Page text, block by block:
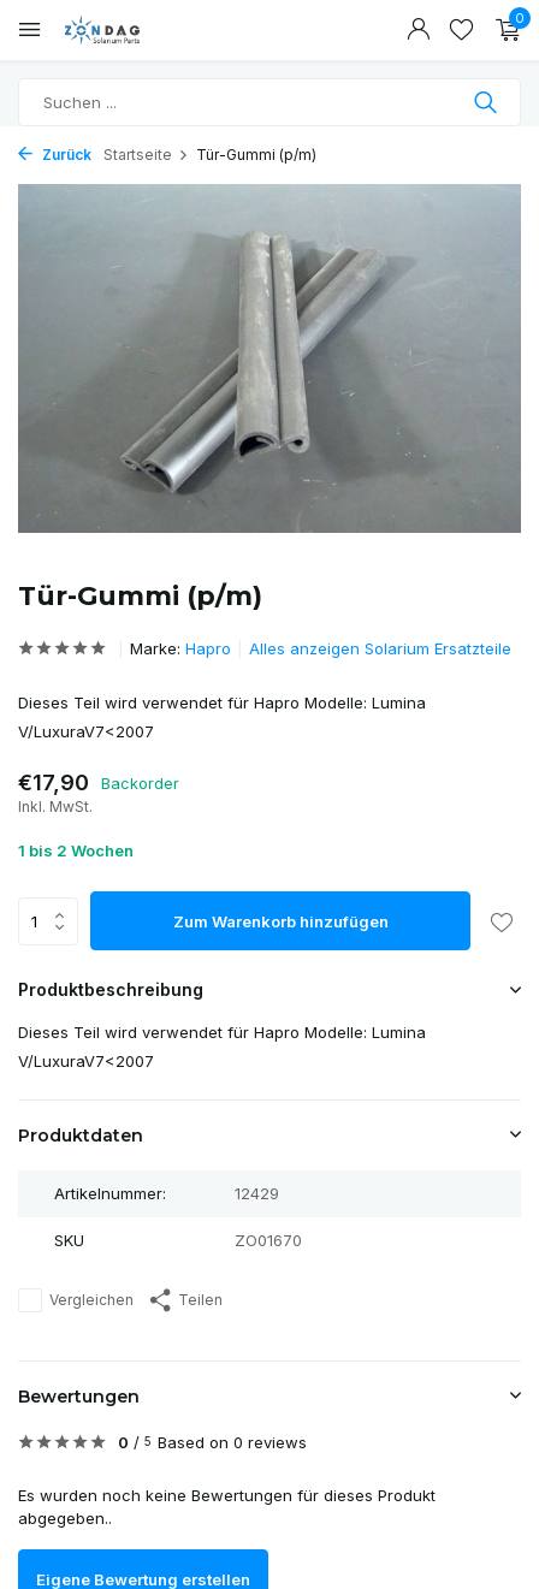
0
Zurück Startseite Tür-Gummi (p/m)
Tür-Gummi (p/m)
Marke: Hapro Alles anzeigen Solarium Ersatzteile
Dieses Teil wird verwendet für Hapro Modelle: Lumina
V/LuxuraV7<2007
€17,90 Backorder
Inkl. MwSt.
1 bis 2 Wochen
Zum Warenkorb hinzufügen
Produktbeschreibung
Dieses Teil wird verwendet für Hapro Modelle: Lumina
V/LuxuraV7<2007
Produktdaten
Artikelnummer: 12429
SKU ZO01670
Vergleichen Teilen
Bewertungen
0 / 5 Based on 0 reviews
Es wurden noch keine Bewertungen für dieses Produkt
abgegeben..
Eigene Bewertung erstellen